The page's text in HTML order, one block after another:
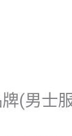
(男士